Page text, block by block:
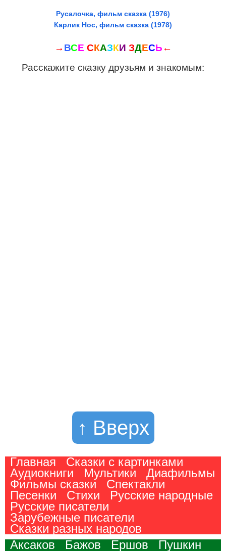
Русалочка, фильм сказка (1976)
Карлик Нос, фильм сказка (1978)
→ ВСЕ СКАЗКИ ЗДЕСЬ ←
Расскажите сказку друзьям и знакомым:
↑ Вверх
Главная
Сказки с картинками
Аудиокниги
Мультики
Диафильмы
Фильмы сказки
Спектакли
Песенки
Стихи
Русские народные
Русские писатели
Зарубежные писатели
Сказки разных народов
Аксаков
Бажов Ершов
Пушкин